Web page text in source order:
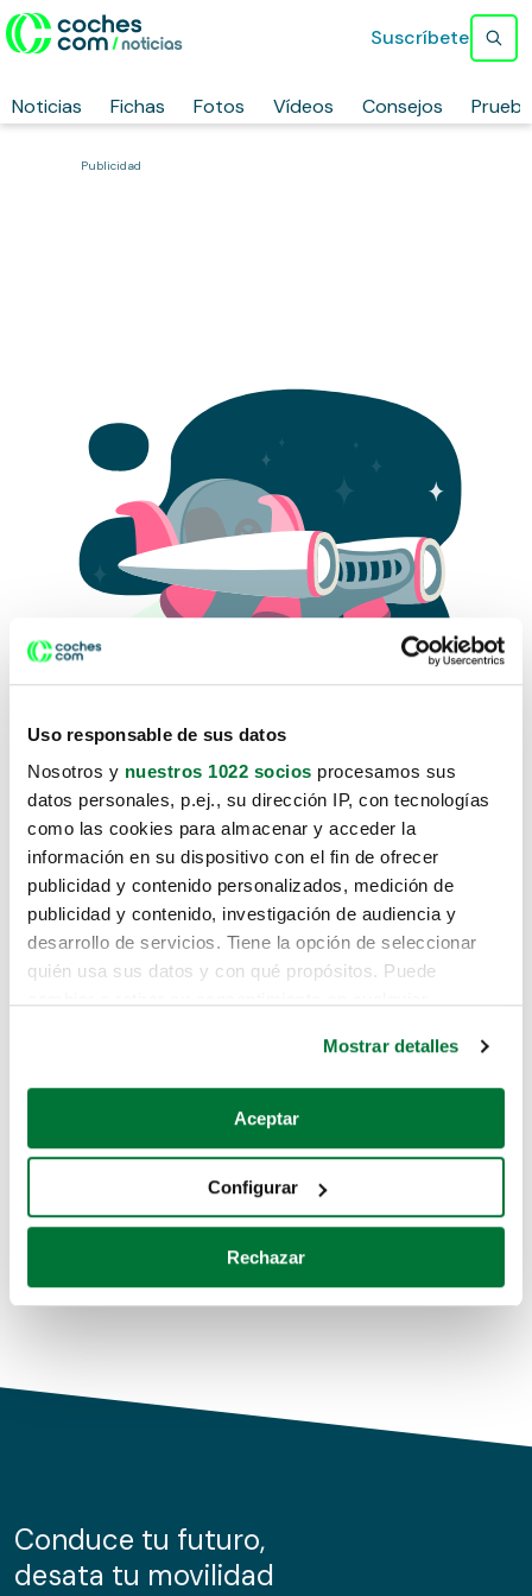
Uso responsable de sus datos
Nosotros y nuestros 1022 socios procesamos sus
datos personales, p.ej., su dirección IP, con tecnologías
como las cookies para almacenar y acceder la
información en su dispositivo con el fin de ofrecer
publicidad y contenido personalizados, medición de
publicidad y contenido, investigación de audiencia y
desarrollo de servicios. Tiene la opción de seleccionar
quién usa sus datos y con qué propósitos. Puede
Si lo permite, también quisiéramos:
Recopilar información sobre su ubicación geográfica
Identificar su dispositivo analizándolo activamente
para buscar características específicas (huellas
Obtenga más información sobre cómo se procesan sus
de cookies.
información sobre el uso que haga del sitio web con
nuestros partners de redes sociales, publicidad y análisis
Mostrar detalles
Aceptar
Configurar
Rechazar
Noticias Fichas Fotos Vídeos Consejos
Suscríbete
Publicidad
Lo sentimos, no sabemos como
te hemos traido hasta aquí.
Pero puedes encontrar el coche que estás
buscando en alguno de estos enlaces:
Coches de segunda mano
Coches de km0
Conduce tu futuro,
desata tu movilidad